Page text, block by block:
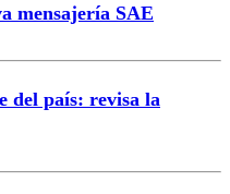
mensajería SAE
del país: revisa la